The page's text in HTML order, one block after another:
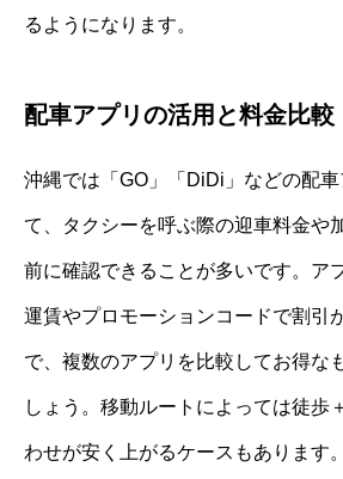
るようになります。
配車アプリの活用と料金比較
沖縄では「GO」「DiDi」などの配
て、タクシーを呼ぶ際の迎車料金や
前に確認できることが多いです。ア
運賃やプロモーションコードで割引
で、複数のアプリを比較してお得な
しょう。移動ルートによっては徒歩
わせが安く上がるケースもあります。